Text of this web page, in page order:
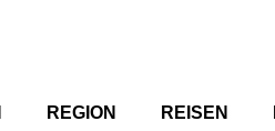
REGION REISEN